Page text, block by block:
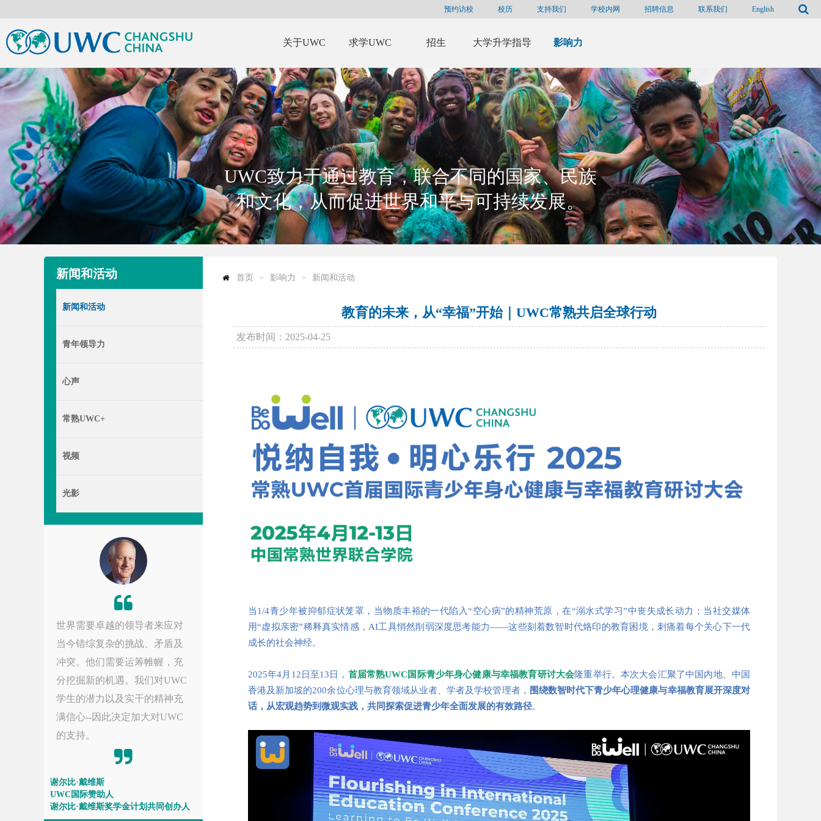
English
联系我们
招聘信息
学校内网
支持我们
校历
预约访校
关于UWC 求学UWC 招生 大学升学指导 影响力
UWC致力于通过教育，联合不同的国家、民族
和文化，从而促进世界和平与可持续发展。
新闻和活动
新闻和活动
青年领导力
心声
常熟UWC+
视频
光影
世界需要卓越的领导者来应对
当今错综复杂的挑战、矛盾及
冲突。他们需要运筹帷幄，充
分挖掘新的机遇。我们对UWC
学生的潜力以及实干的精神充
满信心--因此决定加大对UWC
的支持。
谢尔比·戴维斯
UWC国际赞助人
谢尔比·戴维斯奖学金计划共同创办人
首页 > 影响力 > 新闻和活动
教育的未来，从“幸福”开始｜UWC常熟共启全球行动
发布时间：2025-04-25
当1/4青少年被抑郁症状笼罩，当物质丰裕的一代陷入“空心病”的精神荒原，在“溺水式学习”中丧失成长动力；当社交媒体
用“虚拟亲密”稀释真实情感，AI工具悄然削弱深度思考能力——这些刻着数智时代烙印的教育困境，刺痛着每个关心下一代
成长的社会神经。
2025年4月12日至13日， 首届常熟UWC国际青少年身心健康与幸福教育研讨大会隆重举行。本次大会汇聚了中国内地、中国
香港及新加坡的200余位心理与教育领域从业者、学者及学校管理者， 围绕数智时代下青少年心理健康与幸福教育展开深度对
话， 从宏观趋势到微观实践，共同探索促进青少年全面发展的有效路径。